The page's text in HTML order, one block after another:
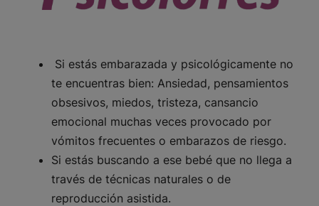
Si estás embarazada y psicológicamente no
te encuentras bien: Ansiedad, pensamientos
obsesivos, miedos, tristeza, cansancio
emocional muchas veces provocado por
vómitos frecuentes o embarazos de riesgo.
Si estás buscando a ese bebé que no llega a
través de técnicas naturales o de
reproducción asistida.